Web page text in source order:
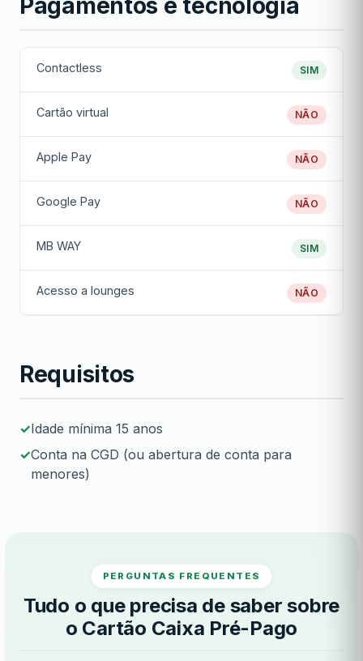
Pagamentos e tecnologia
Contactless SIM
Cartão virtual NÃO
Apple Pay NÃO
Google Pay NÃO
MB WAY SIM
Acesso a lounges NÃO
Requisitos
Idade mínima 15 anos
Conta na CGD (ou abertura de conta para
menores)
PERGUNTAS FREQUENTES
Tudo o que precisa de saber sobre
o Cartão Caixa Pré-Pago